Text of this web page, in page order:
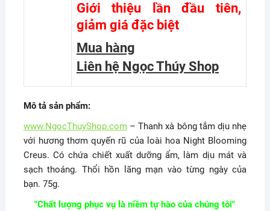
Giới thiệu lần đầu tiên,
giảm giá đặc biệt
Mua hàng
Liên hệ Ngọc Thúy Shop
Mô tả sản phẩm:
www.NgocThuyShop.com– Thanh xà bông tắm dịu nhẹ
với hương thơm quyến rũ của loài hoa Night Blooming
Creus. Có chứa chiết xuất dưỡng ẩm, làm dịu mát và
sạch thoáng. Thổi hồn lãng mạn vào từng ngày của
bạn. 75g.
"Chất lượng phục vụ là niềm tự hào của chúng tôi"